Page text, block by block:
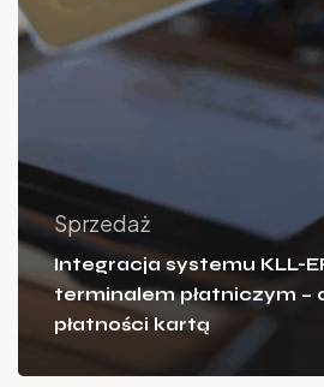
Sprzedaż
Integracja systemu KLL-
terminalem płatniczym –
płatności kartą